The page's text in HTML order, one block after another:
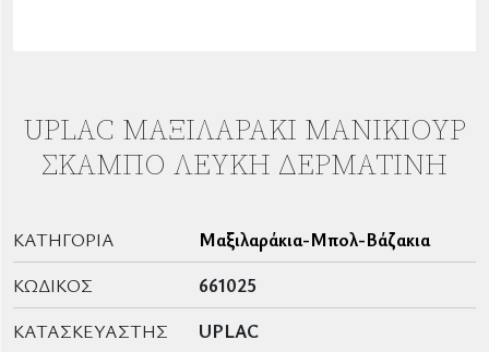
UPLAC ΜΑΞΙΛΑΡΆΚΙ ΜΑΝΙΚΙΟΎΡ
ΣΚΑΜΠΌ ΛΕΥΚΉ ΔΕΡΜΑΤΊΝΗ
ΚΑΤΗΓΟΡΊΑ
Μαξιλαράκια-Μπολ-Βάζακια
ΚΩΔΙΚΌΣ
661025
ΚΑΤΑΣΚΕΥΑΣΤΉΣ
UPLAC